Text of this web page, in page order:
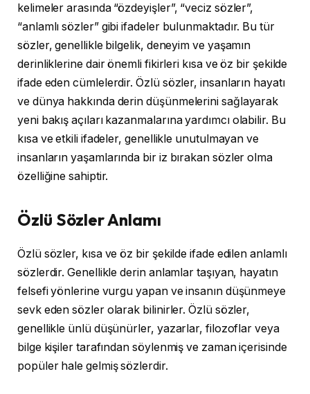
kelimeler arasında “özdeyişler”, “veciz sözler”,
“anlamlı sözler” gibi ifadeler bulunmaktadır. Bu tür
sözler, genellikle bilgelik, deneyim ve yaşamın
derinliklerine dair önemli fikirleri kısa ve öz bir şekilde
ifade eden cümlelerdir. Özlü sözler, insanların hayatı
ve dünya hakkında derin düşünmelerini sağlayarak
yeni bakış açıları kazanmalarına yardımcı olabilir. Bu
kısa ve etkili ifadeler, genellikle unutulmayan ve
insanların yaşamlarında bir iz bırakan sözler olma
özelliğine sahiptir.
Özlü Sözler Anlamı
Özlü sözler, kısa ve öz bir şekilde ifade edilen anlamlı
sözlerdir. Genellikle derin anlamlar taşıyan, hayatın
felsefi yönlerine vurgu yapan ve insanın düşünmeye
sevk eden sözler olarak bilinirler. Özlü sözler,
genellikle ünlü düşünürler, yazarlar, filozoflar veya
bilge kişiler tarafından söylenmiş ve zaman içerisinde
popüler hale gelmiş sözlerdir.